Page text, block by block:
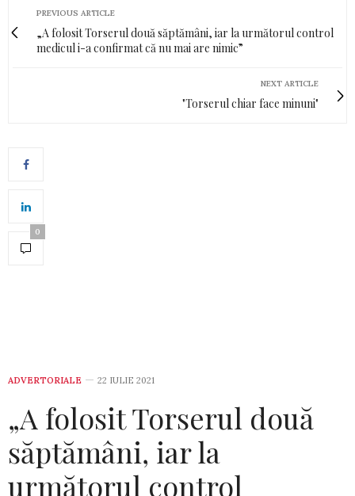
PREVIOUS ARTICLE
„A folosit Torserul două săptămâni, iar la următorul control
medicul i-a confirmat că nu mai are nimic”
NEXT ARTICLE
"Torserul chiar face minuni"
0
ADVERTORIALE 22 IULIE 2021
„A folosit Torserul două
săptămâni, iar la
următorul control